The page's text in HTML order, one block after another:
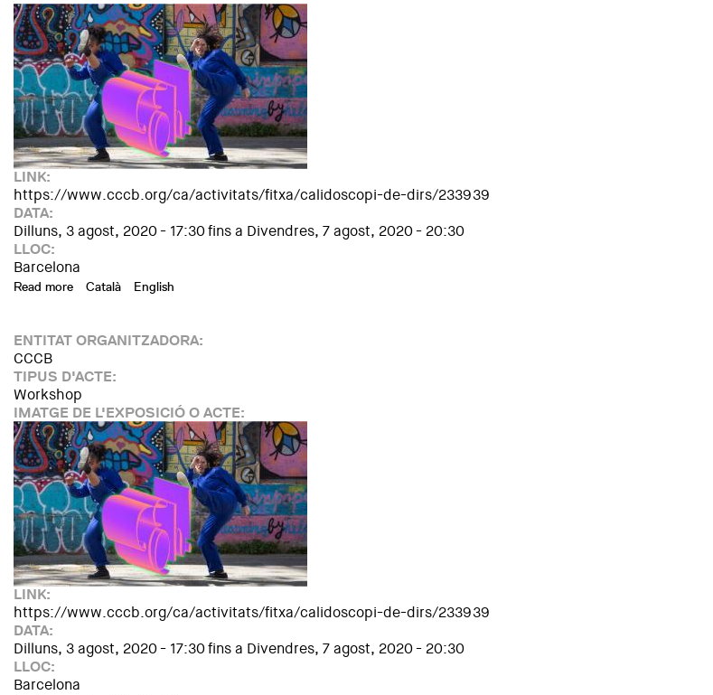
LINK:
https://www.cccb.org/ca/activitats/fitxa/calidoscopi-de-dirs/233939
DATA:
Dilluns, 3 agost, 2020 - 17:30fins a Divendres, 7 agost, 2020 - 20:30
LLOC:
Barcelona
Read more about Eh! Taller jóvenes de 14-18 años. Calidoscopio de decires Taller de fanzines experimental con Laboratorio móvil
Català English
ENTITAT ORGANITZADORA:
CCCB
TIPUS D'ACTE:
Workshop
IMATGE DE L'EXPOSICIÓ O ACTE:
LINK:
https://www.cccb.org/ca/activitats/fitxa/calidoscopi-de-dirs/233939
DATA:
Dilluns, 3 agost, 2020 - 17:30fins a Divendres, 7 agost, 2020 - 20:30
LLOC:
Barcelona